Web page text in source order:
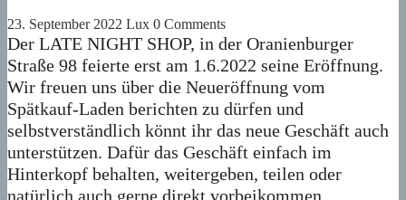
23. September 2022 Lux 0 Comments
Der LATE NIGHT SHOP, in der Oranienburger
Straße 98 feierte erst am 1.6.2022 seine Eröffnung.
Wir freuen uns über die Neueröffnung vom
Spätkauf-Laden berichten zu dürfen und
selbstverständlich könnt ihr das neue Geschäft auch
unterstützen. Dafür das Geschäft einfach im
Hinterkopf behalten, weitergeben, teilen oder
natürlich auch gerne direkt vorbeikommen.…